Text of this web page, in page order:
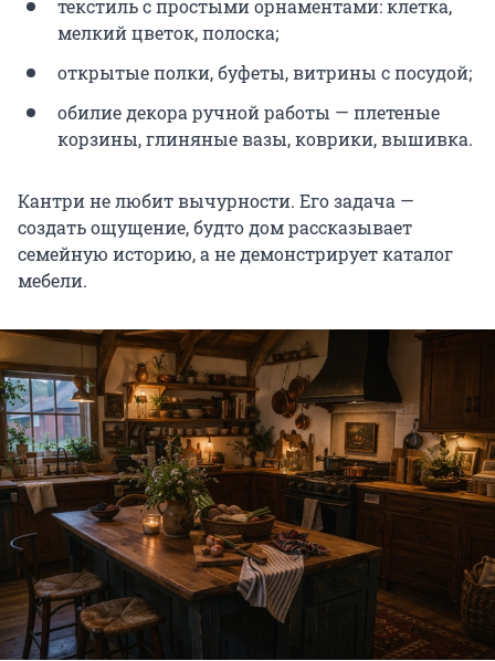
текстиль с простыми орнаментами: клетка,
мелкий цветок, полоска;
открытые полки, буфеты, витрины с посудой;
обилие декора ручной работы — плетеные
корзины, глиняные вазы, коврики, вышивка.
Кантри не любит вычурности. Его задача —
создать ощущение, будто дом рассказывает
семейную историю, а не демонстрирует каталог
мебели.